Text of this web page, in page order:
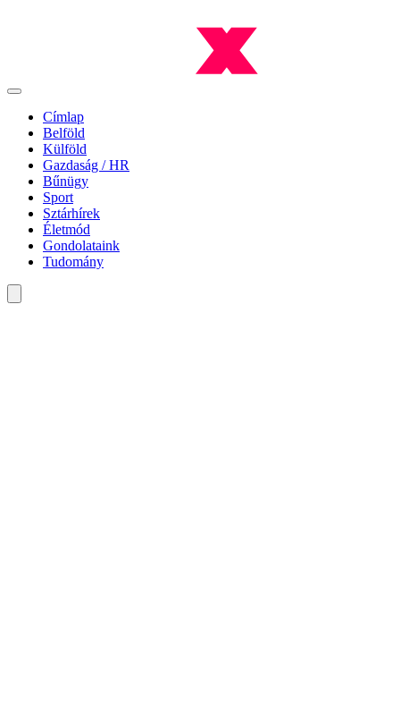
Címlap
Belföld
Külföld
Gazdaság / HR
Bűnügy
Sport
Sztárhírek
Életmód
Gondolataink
Tudomány